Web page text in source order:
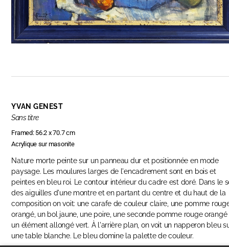
YVAN GENEST
Sans titre
Framed: 56.2 x 70.7 cm
Acrylique sur masonite
Nature morte peinte sur un panneau dur et positionnée en mode
paysage. Les moulures larges de l'encadrement sont en bois et
peintes en bleu roi. Le contour intérieur du cadre est doré. Dans le
des aiguilles d'une montre et en partant du centre et du haut de la
composition on voit: une carafe de couleur claire, une pomme
orangé, un bol jaune, une poire, une seconde pomme rouge orangé
un élément allongé vert. À l'arrière plan, on voit un napperon bleu
une table blanche. Le bleu domine la palette de couleur.